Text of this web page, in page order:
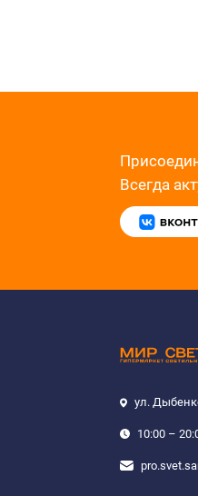
Всегда
ул.
10:00 –